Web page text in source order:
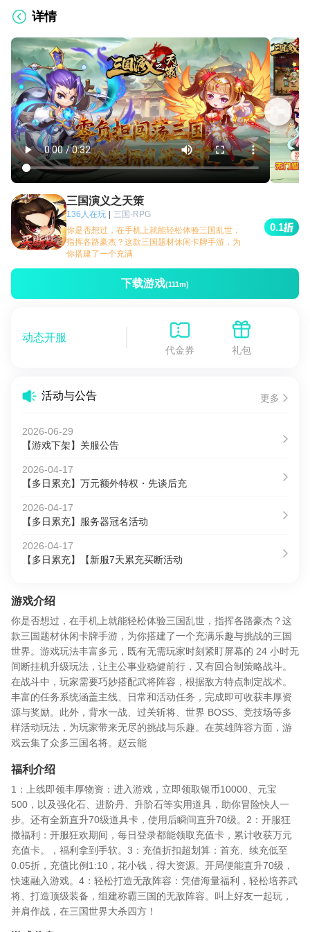
详情
三国演义之天策
136人在玩
三国·RPG
你是否想过，在手机上就能轻松体验三国乱世，
指挥各路豪杰？这款三国题材休闲卡牌手游，为
你搭建了一个充满
0.1
下载游戏(111m)
动态开服
代金券 礼包
活动与公告 更多
2026-06-29
【游戏下架】关服公告
2026-04-17
【多日累充】万元额外特权・先谈后充
2026-04-17
【多日累充】服务器冠名活动
2026-04-17
【多日累充】【新服7天累充买断活动
游戏介绍
你是否想过，在手机上就能轻松体验三国乱世，指挥各路豪杰？这
款三国题材休闲卡牌手游，为你搭建了一个充满乐趣与挑战的三国
世界。​ 游戏玩法丰富多元，既有无需玩家时刻紧盯屏幕的 24 小时无
间断挂机升级玩法，让主公事业稳健前行，又有回合制策略战斗。
在战斗中，玩家需要巧妙搭配武将阵容，根据敌方特点制定战术。
丰富的任务系统涵盖主线、日常和活动任务，完成即可收获丰厚资
源与奖励。此外，背水一战、过关斩将、世界 BOSS、竞技场等多
样活动玩法，为玩家带来无尽的挑战与乐趣。​ 在英雄阵容方面，游
戏云集了众多三国名将。赵云能
福利介绍
1：上线即领丰厚物资：进入游戏，立即领取银币10000、元宝
500，以及强化石、进阶丹、升阶石等实用道具，助你冒险快人一
步。还有全新直升70级道具卡，使用后瞬间直升70级。​ 2：开服狂
撒福利：开服狂欢期间，每日登录都能领取充值卡，累计收获万元
充值卡。，福利拿到手软。​ 3：充值折扣超划算：首充、续充低至
0.05折，充值比例1:10，花小钱，得大资源。开局便能直升70级，
快速融入游戏。​ 4：轻松打造无敌阵容：凭借海量福利，轻松培养武
将、打造顶级装备，组建称霸三国的无敌阵容。叫上好友一起玩，
并肩作战，在三国世界大杀四方！